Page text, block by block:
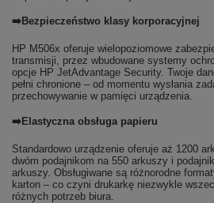
➡️Bezpieczeństwo klasy korporacyjnej
HP M506x oferuje wielopoziomowe
transmisji, przez wbudowane systemy
opcje HP JetAdvantage Security. Twoje
pełni chronione – od momentu wysłania
przechowywanie w pamięci urządzenia.
➡️Elastyczna obsługa papieru
Standardowo urządzenie oferuje aż 1200
dwóm podajnikom na 550 arkuszy i
arkuszy. Obsługiwane są różnorodne
karton – co czyni drukarkę niezwykle
różnych potrzeb biura.